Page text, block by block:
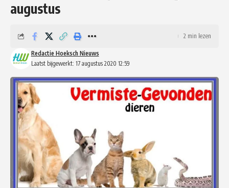
augustus
Laatst bijgewerkt: 17 augustus 2020 12:59
Redactie Hoeksch Nieuws
2 min lezen